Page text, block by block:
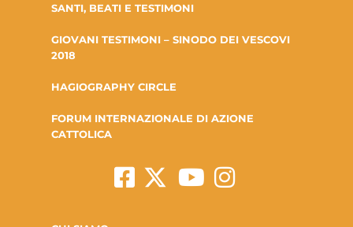
SANTI, BEATI E TESTIMONI
GIOVANI TESTIMONI – SINODO DEI VESCOVI
2018
HAGIOGRAPHY CIRCLE
FORUM INTERNAZIONALE DI AZIONE
CATTOLICA